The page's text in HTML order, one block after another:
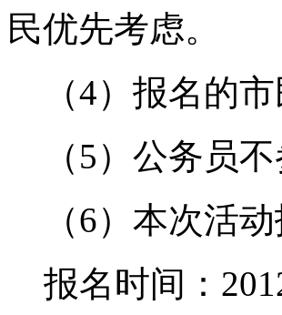
民优先考虑。
（4）报名的市
（5）公务员不
（6）本次活动
报名时间：